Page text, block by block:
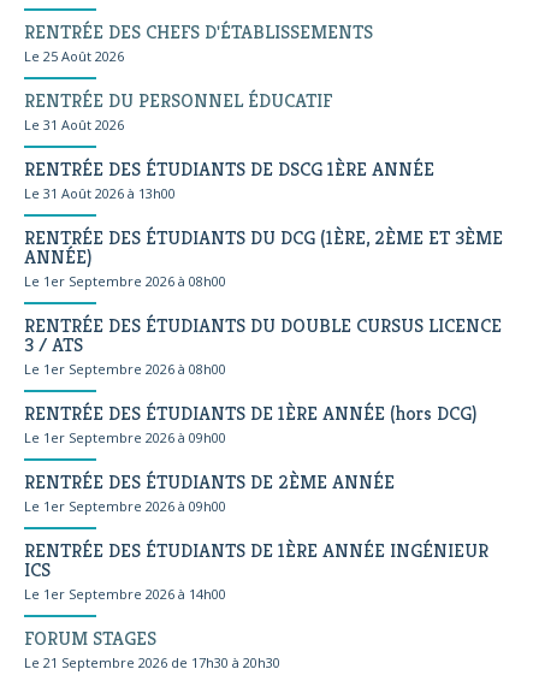
RENTRÉE DES CHEFS D'ÉTABLISSEMENTS
Le 25 Août 2026
RENTRÉE DU PERSONNEL ÉDUCATIF
Le 31 Août 2026
RENTRÉE DES ÉTUDIANTS DE DSCG 1ÈRE ANNÉE
Le 31 Août 2026 à 13h00
RENTRÉE DES ÉTUDIANTS DU DCG (1ÈRE, 2ÈME ET 3ÈME
ANNÉE)
Le 1er Septembre 2026 à 08h00
RENTRÉE DES ÉTUDIANTS DU DOUBLE CURSUS LICENCE
3 / ATS
Le 1er Septembre 2026 à 08h00
RENTRÉE DES ÉTUDIANTS DE 1ÈRE ANNÉE (hors DCG)
Le 1er Septembre 2026 à 09h00
RENTRÉE DES ÉTUDIANTS DE 2ÈME ANNÉE
Le 1er Septembre 2026 à 09h00
RENTRÉE DES ÉTUDIANTS DE 1ÈRE ANNÉE INGÉNIEUR
ICS
Le 1er Septembre 2026 à 14h00
FORUM STAGES
Le 21 Septembre 2026 de 17h30 à 20h30